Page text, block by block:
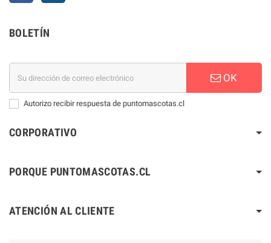
BOLETÍN
OK
Autorizo recibir respuesta de puntomascotas.cl
CORPORATIVO
PORQUE PUNTOMASCOTAS.CL
ATENCIÓN AL CLIENTE